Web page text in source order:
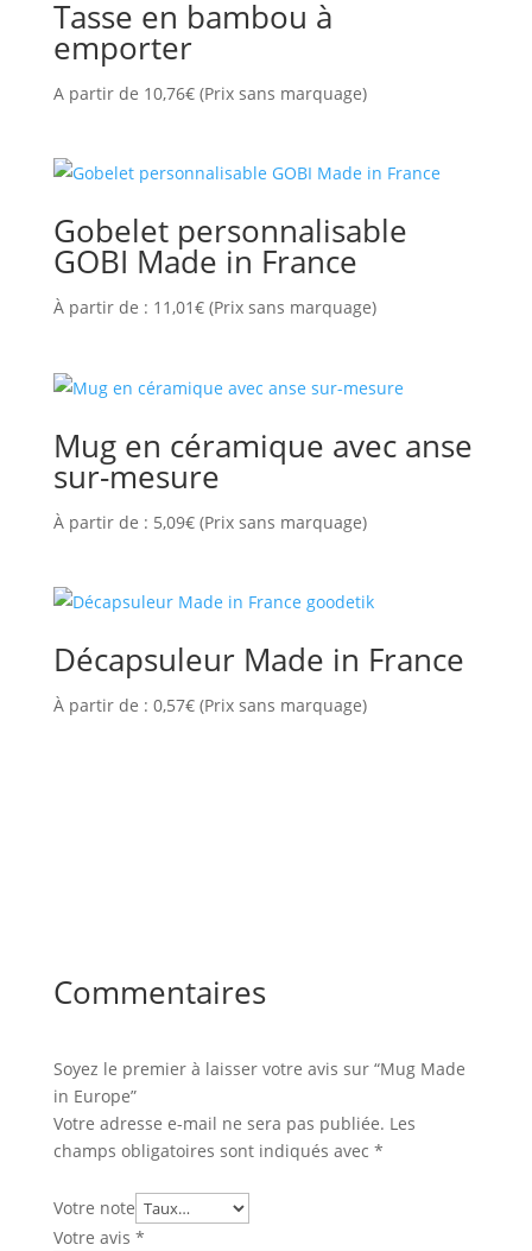
Tasse en bambou à
emporter
A partir de 10,76€(Prix sans marquage)
Gobelet personnalisable
GOBI Made in France
À partir de : 11,01€(Prix sans marquage)
Mug en céramique avec anse
sur-mesure
À partir de : 5,09€(Prix sans marquage)
Décapsuleur Made in France
À partir de : 0,57€(Prix sans marquage)
Commentaires
Soyez le premier à laisser votre avis sur “Mug Made
in Europe”
Votre adresse e-mail ne sera pas publiée. Les
champs obligatoires sont indiqués avec *
Votre note
Votre avis *